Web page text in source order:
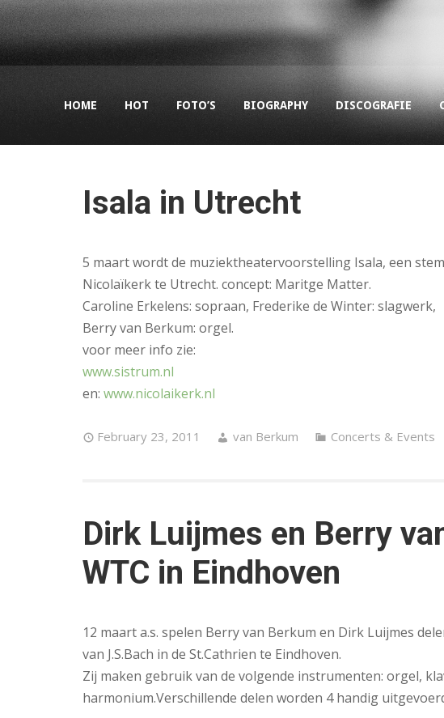
HOME HOT FOTO’S BIOGRAPHY DISCOGRAFIE
Isala in Utrecht
5 maart wordt de muziektheatervoorstelling Isala, een
Nicolaïkerk te Utrecht. concept: Maritge Matter.
Caroline Erkelens: sopraan, Frederike de Winter: slagwerk,
Berry van Berkum: orgel.
voor meer info zie:
www.sistrum.nl
en: www.nicolaikerk.nl
February 23, 2011 van Berkum Concerts & Events
Dirk Luijmes en Berry
WTC in Eindhoven
12 maart a.s. spelen Berry van Berkum en Dirk Luijmes
van J.S.Bach in de St.Cathrien te Eindhoven.
Zij maken gebruik van de volgende instrumenten: orgel,
harmonium.Verschillende delen worden 4 handig